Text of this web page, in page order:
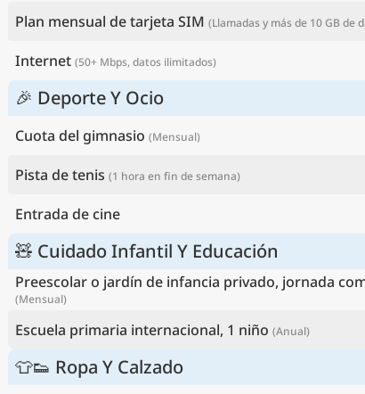
Plan mensual de tarjeta SIM (Llamadas y más de 10 GB de
Internet (50+ Mbps, datos ilimitados)
🎉 Deporte Y Ocio
Cuota del gimnasio (Mensual)
Pista de tenis (1 hora en fin de semana)
Entrada de cine
🧸 Cuidado Infantil Y Educación
Preescolar o jardín de infancia privado, jornada
(Mensual)
Escuela primaria internacional, 1 niño (Anual)
👕👟 Ropa Y Calzado